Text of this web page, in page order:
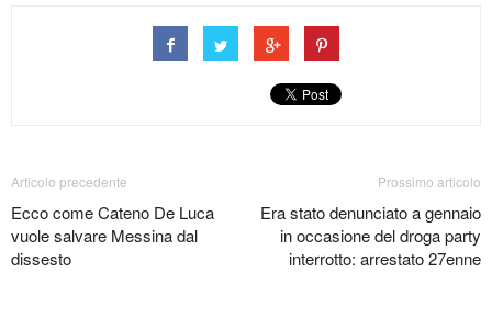
Articolo precedente
Ecco come Cateno De Luca
vuole salvare Messina dal
dissesto
Prossimo articolo
Era stato denunciato a gennaio
in occasione del droga party
interrotto: arrestato 27enne